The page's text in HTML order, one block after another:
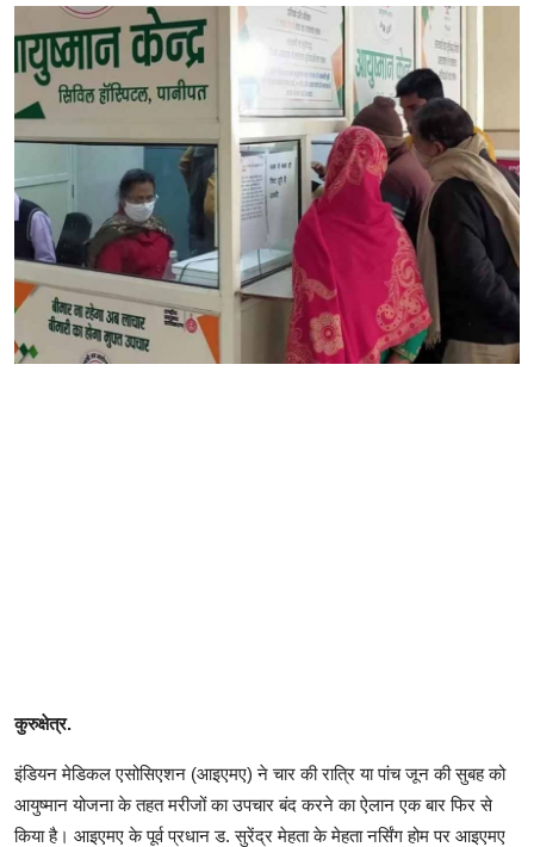
धर्म
लाइफस्टाइल
टेक
कुरुक्षेत्र.
इंडियन मेडिकल एसोसिएशन (आइएमए) ने चार की रात्रि या पांच जून की सुबह को
आयुष्मान योजना के तहत मरीजों का उपचार बंद करने का ऐलान एक बार फिर से
किया है। आइएमए के पूर्व प्रधान ड. सुरेंद्र मेहता के मेहता नर्सिंग होम पर आइएमए